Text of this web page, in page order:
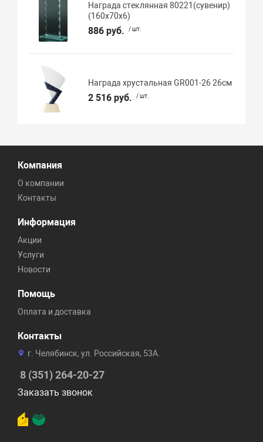
Награда стеклянная 80221(сувенир)
(160х70х6)
886 руб. / шт.
Награда хрустальная GR001-26 26см
2 516 руб. / шт.
Компания
О компании
Контакты
Информация
Акции
Услуги
Новости
Помощь
Оплата и доставка
Контакты
г. Челябинск, ул. Российская, 53А.
8 (351) 264-20-27
Заказать звонок